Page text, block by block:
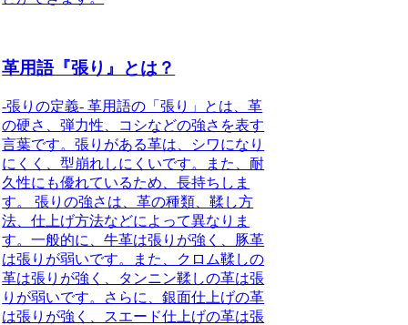
革用語『張り』とは？
-張りの定義- 革用語の「張り」とは、革
の硬さ、弾力性、コシなどの強さを表す
言葉です。張りがある革は、シワになり
にくく、型崩れしにくいです。また、耐
久性にも優れているため、長持ちしま
す。 張りの強さは、革の種類、鞣し方
法、仕上げ方法などによって異なりま
す。一般的に、牛革は張りが強く、豚革
は張りが弱いです。また、クロム鞣しの
革は張りが強く、タンニン鞣しの革は張
りが弱いです。さらに、銀面仕上げの革
は張りが強く、スエード仕上げの革は張